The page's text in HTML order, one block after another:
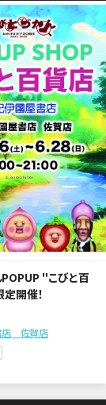
"こびと百
開催！
店 佐賀店